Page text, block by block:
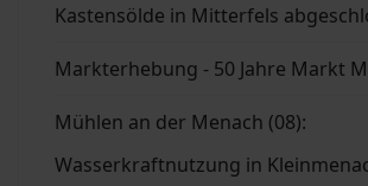
Kastensölde in Mitterfels
Markterhebung - 50 Jahre Markt
Mühlen an der Menach (08):
Wasserkraftnutzung in